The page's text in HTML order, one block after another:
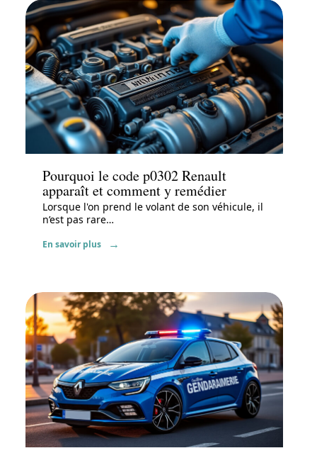
Actu
Pourquoi le code p0302 Renault
apparaît et comment y remédier
Lorsque l'on prend le volant de son véhicule, il
n’est pas rare…
En savoir plus
Actu